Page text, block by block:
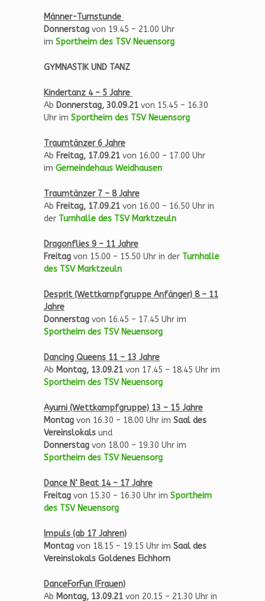
Männer-Turnstunde
Donnerstag von 19.45 – 21.00 Uhr
im Sportheim des TSV Neuensorg
GYMNASTIK UND TANZ
Kindertanz 4 – 5 Jahre
Ab Donnerstag, 30.09.21 von 15.45 – 16.30
Uhr im Sportheim des TSV Neuensorg
Traumtänzer 6 Jahre
Ab Freitag, 17.09.21 von 16.00 – 17.00 Uhr
im Gemeindehaus Weidhausen
Traumtänzer 7 – 8 Jahre
Ab Freitag, 17.09.21 von 16.00 – 16.50 Uhr in
der Turnhalle des TSV Marktzeuln
Dragonflies 9 – 11 Jahre
Freitag von 15.00 – 15.50 Uhr in der Turnhalle
des TSV Marktzeuln
Desprit (Wettkampfgruppe Anfänger) 8 – 11
Jahre
Donnerstag von 16.45 – 17.45 Uhr im
Sportheim des TSV Neuensorg
Dancing Queens 11 – 13 Jahre
Ab Montag, 13.09.21 von 17.45 – 18.45 Uhr im
Sportheim des TSV Neuensorg
Ayumi (Wettkampfgruppe) 13 – 15 Jahre
Montag von 16.30 – 18.00 Uhr im Saal des
Vereinslokals und
Donnerstag von 18.00 – 19.30 Uhr im
Sportheim des TSV Neuensorg
Dance N‘ Beat 14 – 17 Jahre
Freitag von 15.30 – 16.30 Uhr im Sportheim
des TSV Neuensorg
Impuls (ab 17 Jahren)
Montag von 18.15 – 19.15 Uhr im Saal des
Vereinslokals Goldenes Eichhorn
DanceForFun (Frauen)
Ab Montag, 13.09.21 von 20.15 – 21.30 Uhr in